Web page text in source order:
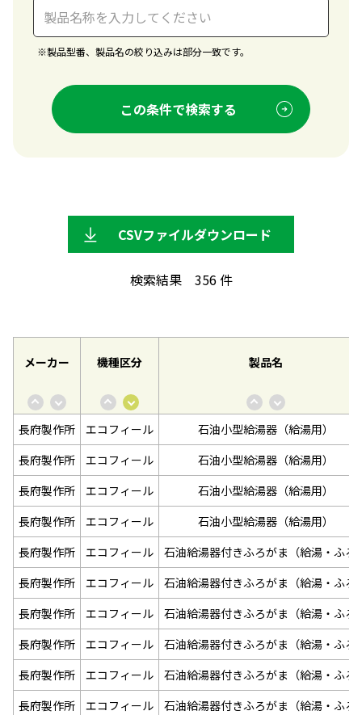
※製品型番、製品名の絞り込みは部分一致です。
この条件で検索する
CSVファイルダウンロード
検索結果 356件
メーカー 機種区分 製品名
長府製作所 エコフィール
石油小型給湯器（給湯用）
長府製作所
エコフィール
石油小型給湯器（給湯用）
長府製作所
エコフィール
石油小型給湯器（給湯用）
長府製作所
エコフィール
石油小型給湯器（給湯用）
長府製作所
エコフィール
石油給湯器付きふろがま（給湯・ふろ
長府製作所
エコフィール
石油給湯器付きふろがま（給湯・ふろ
長府製作所
エコフィール
石油給湯器付きふろがま（給湯・ふろ
長府製作所
エコフィール
石油給湯器付きふろがま（給湯・ふろ
長府製作所
エコフィール
石油給湯器付きふろがま（給湯・ふろ
長府製作所
エコフィール
石油給湯器付きふろがま（給湯・ふろ